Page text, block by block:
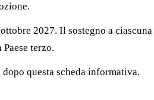
2027. Il sostegno a
terzo.
questa scheda informativa.